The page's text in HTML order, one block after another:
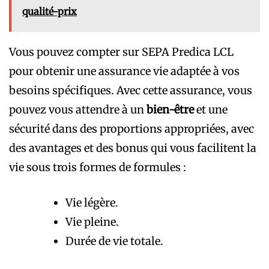
qualité-prix
Vous pouvez compter sur SEPA Predica LCL
pour obtenir une assurance vie adaptée à vos
besoins spécifiques. Avec cette assurance, vous
pouvez vous attendre à unbien-êtreet une
sécurité dans des proportions appropriées, avec
des avantages et des bonus qui vous facilitent la
vie sous trois formes de formules :
Vie légère.
Vie pleine.
Durée de vie totale.